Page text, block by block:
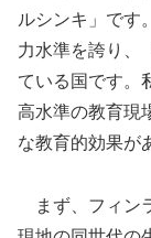
ルシンキ」です
力水準を誇り、
ている国です。
高水準の教育現
な教育的効果が
まず、フィン